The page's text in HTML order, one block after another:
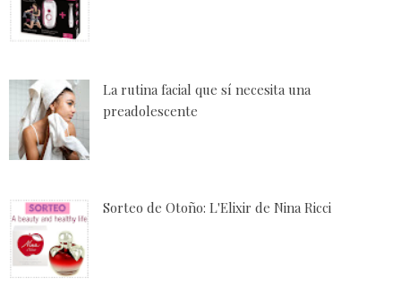
La rutina facial que sí necesita una
preadolescente
Sorteo de Otoño: L'Elixir de Nina Ricci